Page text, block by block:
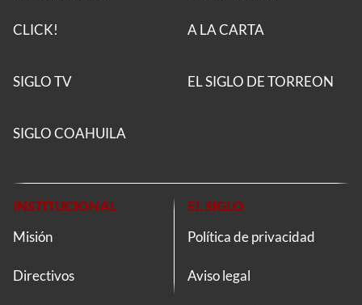
CLICK! A LA CARTA
SIGLO TV EL SIGLO DE TORREON
SIGLO COAHUILA
INSTITUCIONAL
Misión
Directivos
EL SIGLO
Política de privacidad
Aviso legal